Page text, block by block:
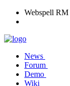
Webspell RM
News
Forum
Demo
Wiki